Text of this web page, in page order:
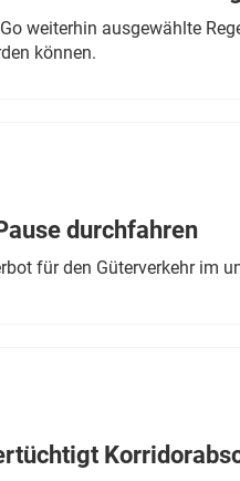
weiterhin ausgewählte
können.
durchfahren
für den Güterverkehr im